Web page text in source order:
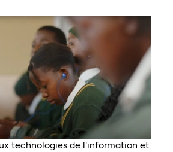
technologies de l'information et